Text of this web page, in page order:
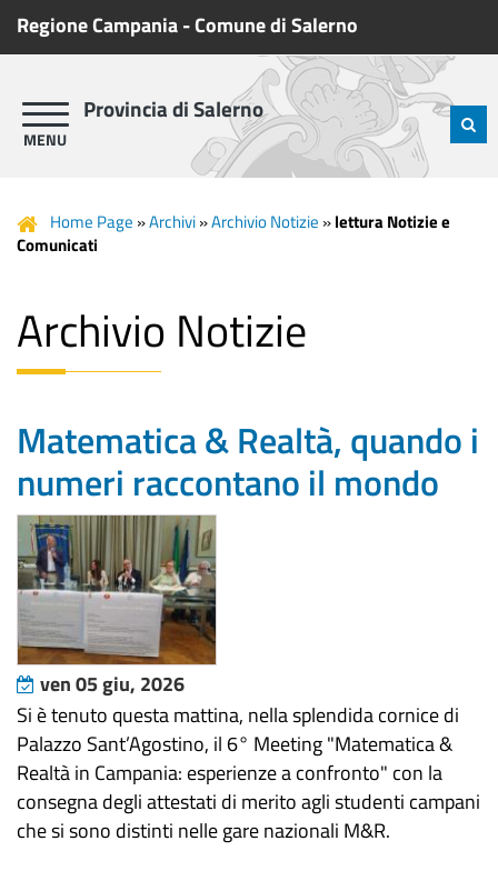
Regione Campania-Comune di Salerno
Provincia di Salerno
Home Page »Archivi»Archivio Notizie »lettura Notizie e
Comunicati
Archivio Notizie
Matematica & Realtà, quando i
numeri raccontano il mondo
ven 05 giu, 2026
​Si è tenuto questa mattina, nella splendida cornice di
Palazzo Sant’Agostino, il 6° Meeting "Matematica &
Realtà in Campania: esperienze a confronto" con la
consegna degli attestati di merito agli studenti campani
che si sono distinti nelle gare nazionali M&R.